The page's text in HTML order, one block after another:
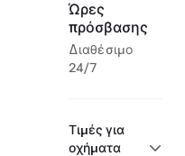
Ώρες
πρόσβασης
Διαθέσιμο
24/7
Τιμές για
οχήματα